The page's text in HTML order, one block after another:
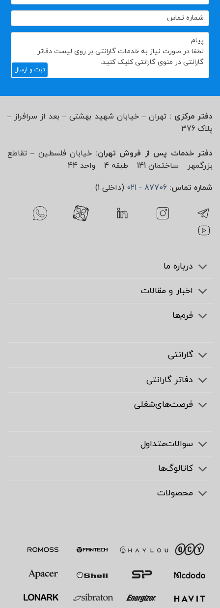
با
ثبت و ارسال
دفتر مرکزی : تهران – خیابان شهید بهشتی – بعد از سرافراز –
پلاک 376
دفتر خدمات پس از فروش تهران: خیابان فلسطین – تقاطع
بزرگمهر – ساختمان 141 – طبقه 4 – واحد 44
شماره تماس: 87706 - 021 (داخلی 1)
درباره ما
اخبار و مقالات
فرم‌ها
گارانتی
دفاتر گارانتی
فرصت‌های‌شغلی
سوالات‌متداول
کاتالوگ‌ها
محصولات